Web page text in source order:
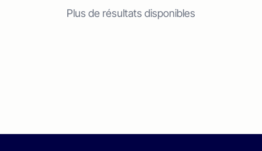
Plus de résultats disponibles